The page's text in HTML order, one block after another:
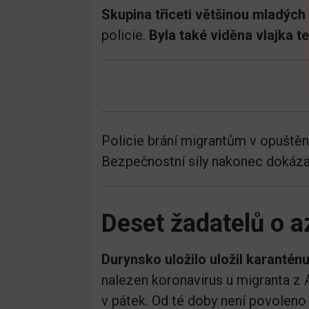
Skupina třiceti většinou mladých
policie. Byla také viděna vlajka
Policie brání migrantům v
Bezpečnostní síly nakonec
Deset žadatelů o
Durynsko uložilo uložil
nalezen koronavirus u migranta z
v pátek. Od té doby není